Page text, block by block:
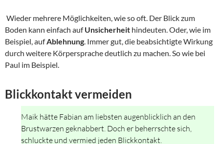
Wieder mehrere Möglichkeiten, wie so oft. Der Blick zum
Boden kann einfach aufUnsicherheit hindeuten. Oder, wie im
Beispiel, aufAblehnung. Immer gut, die beabsichtigte Wirkung
durch weitere Körpersprache deutlich zu machen. So wie bei
Paul im Beispiel.
Blickkontakt vermeiden
Maik hätte Fabian am liebsten augenblicklich an den
Brustwarzen geknabbert. Doch er beherrschte sich,
schluckte und vermied jeden Blickkontakt.